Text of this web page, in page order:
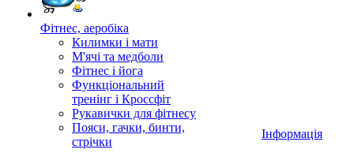
Фітнес, аеробіка
Килимки і мати
М'ячі та медболи
Фітнес і йога
Функціональний
тренінг і Кроссфіт
Рукавички для фітнесу
Пояси, гачки, бинти,
стрічки
Інформація